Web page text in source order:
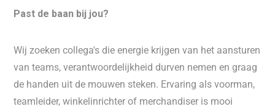
Past de baan bij jou?
Wij zoeken collega's die energie krijgen van het aansturen
van teams, verantwoordelijkheid durven nemen en graag
de handen uit de mouwen steken. Ervaring als voorman,
teamleider, winkelinrichter of merchandiser is mooi